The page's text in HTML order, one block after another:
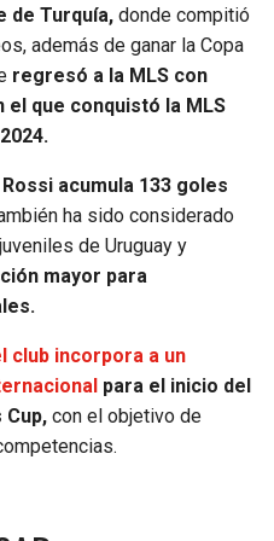
de Turquía, donde compitió
además de ganar la Copa
regresó a la MLS con
el que conquistó la MLS
Rossi acumula 133 goles
ha sido considerado
de Uruguay y
mayor para
club incorpora a un
para el inicio del
Cup, con el objetivo de